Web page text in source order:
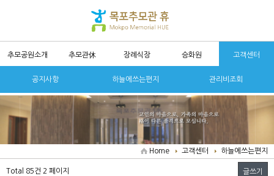
추모공원소개 추모관休 장례식장 승화원 고객센터
공지사항 하늘에쓰는편지 관리비조회
Home 고객센터 하늘에쓰는편지
Total 85건 2 페이지 글쓰기